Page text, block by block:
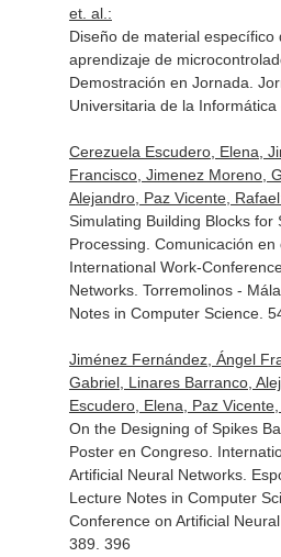
et. al.:
Diseño de material específico
aprendizaje de
Demostración en Jornada.
Universitaria de la Informática
Cerezuela Escudero, Elena,
Francisco, Jimenez Moreno,
Alejandro, Paz Vicente,
Simulating Building Blocks for
Processing. Comunicación en
International Work-
Networks. Torremolinos -
Notes in Computer Science.
Jiménez Fernández, Ángel
Gabriel, Linares Barranco,
Escudero, Elena, Paz
On the Designing of Spikes
Poster en Congreso.
Artificial Neural Networks.
Lecture Notes in Computer
Conference on Artificial
389. 396